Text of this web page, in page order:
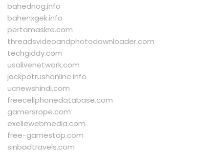
bahednog.info
bahenxgek.info
pertamaskre.com
threadsvideoandphotodownloader.com
techgiddy.com
usalivenetwork.com
jackpotrushonline.info
ucnewshindi.com
freecellphonedatabase.com
gamersrope.com
exellewebmedia.com
free-gamestop.com
sinbadtravels.com